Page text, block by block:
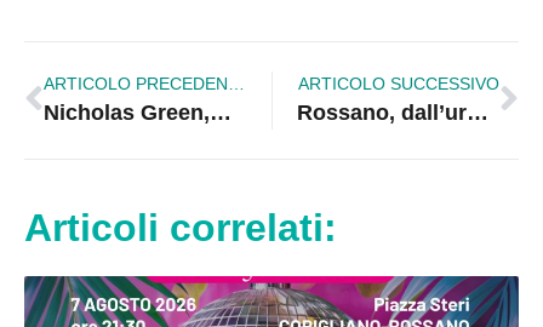
Nicholas Green,Consegna attestati internazionali “First Aid on board ships”
ARTICOLO SUCCESSIVO
Rossano, dall’urna il sindaco di pochi
Articoli correlati: